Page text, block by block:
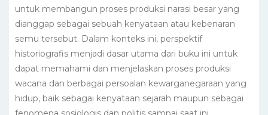
untuk membangun proses produksi narasi besar yang
dianggap sebagai sebuah kenyataan atau kebenaran
semu tersebut. Dalam konteks ini, perspektif
historiografis menjadi dasar utama dari buku ini untuk
dapat memahami dan menjelaskan proses produksi
wacana dan berbagai persoalan kewarganegaraan yang
hidup, baik sebagai kenyataan sejarah maupun sebagai